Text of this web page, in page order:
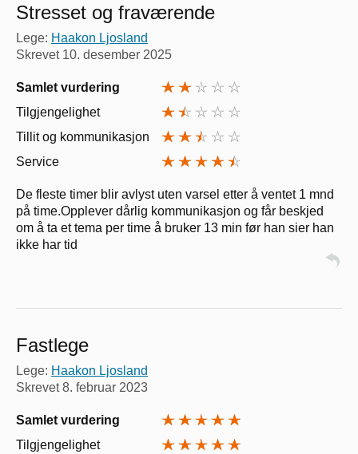
Stresset og fraværende
Lege: Haakon Ljosland
Skrevet 10. desember 2025
Samlet vurdering
Tilgjengelighet
Tillit og kommunikasjon
Service
De fleste timer blir avlyst uten varsel etter å ventet 1 mnd
på time.Opplever dårlig kommunikasjon og får beskjed
om å ta et tema per time å bruker 13 min før han sier han
ikke har tid
Fastlege
Lege: Haakon Ljosland
Skrevet8. februar 2023
Samlet vurdering
Tilgjengelighet